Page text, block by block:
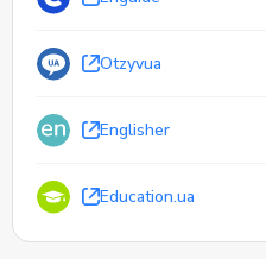
0
Otzyvua
Englisher
Education.ua